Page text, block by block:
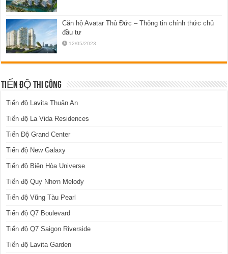
Căn hộ Avatar Thủ Đức – Thông tin chính thức chủ
đầu tư
12/05/2023
TIẾN ĐỘ THI CÔNG
Tiến độ Lavita Thuận An
Tiến độ La Vida Residences
Tiến Độ Grand Center
Tiến độ New Galaxy
Tiến độ Biên Hòa Universe
Tiến độ Quy Nhơn Melody
Tiến độ Vũng Tàu Pearl
Tiến độ Q7 Boulevard
Tiến độ Q7 Saigon Riverside
Tiến độ Lavita Garden